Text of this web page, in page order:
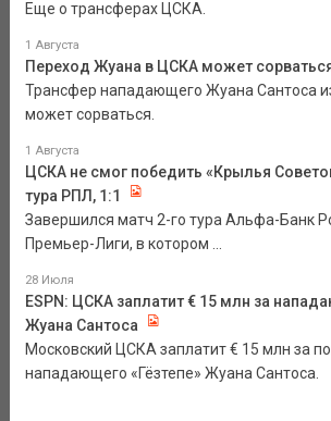
Еще о трансферах ЦСКА.
1 Августа
Переход Жуана в ЦСКА может
Трансфер нападающего Жуана Сантоса
может сорваться.
1 Августа
ЦСКА не смог победить «Крылья
тура РПЛ, 1:1
Завершился матч 2-го тура Альфа-Банк
Премьер-Лиги, в котором ...
28 Июля
ESPN: ЦСКА заплатит € 15 млн за
Жуана Сантоса
Московский ЦСКА заплатит € 15 млн за
нападающего «Гёзтепе» Жуана Сантоса.